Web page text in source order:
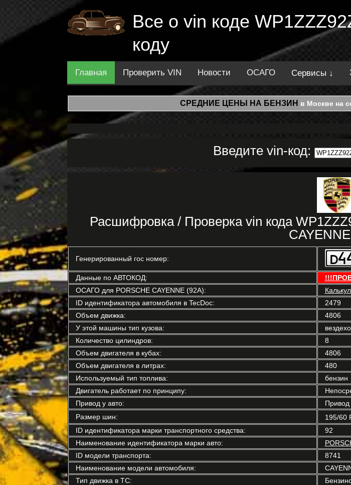
Все о vin коде
коду
Главная Проверить VIN Новости ОСАГО Сервисы ↓
СРЕДНИЕ ЦЕНЫ НА БЕНЗИН в Москве на
Введите vin-код:
Расшифровка / Проверка vin кода
Генерированный гос номер:
Данные по АВТОКОД:
ОСАГО для PORSCHE CAYENNE (92A):
ID идентификатора автомобиля в TecDoc:
2479
Объем движка:
4806
У этой машины тип кузова:
Количество цилиндров:
8
Объем двигателя в кубах:
4806
Объем двигателя в литрах:
480
Используемый тип топлива:
бензин
Двигатель работает по принципу:
Привод у авто:
Привод
Размер шин:
195/60
ID идентификатора марки транспортного средства:
92
Наименование идентификатора марки авто:
ID модели транспорта:
8741
Наименование модели автомобиля:
Тип движка в ТС: